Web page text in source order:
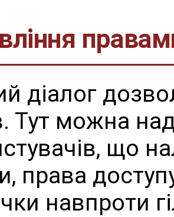
діалог
Тут можна
що
права
навпроти